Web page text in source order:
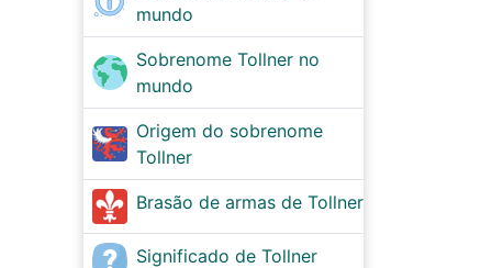
mundo
Sobrenome Tollner no
mundo
Origem do sobrenome
Tollner
Brasão de armas de Tollner
Significado de Tollner